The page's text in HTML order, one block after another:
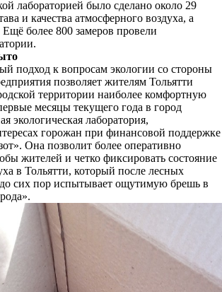
лабораторией было сделано около 29
и качества атмосферного воздуха, а
более 800 замеров провели
подход к вопросам экологии со стороны
позволяет жителям Тольятти
территории наиболее комфортную
месяцы текущего года в город
экологическая лаборатория,
горожан при финансовой поддержке
Она позволит более оперативно
жителей и четко фиксировать состояние
в Тольятти, который после лесных
сих пор испытывает ощутимую брешь в